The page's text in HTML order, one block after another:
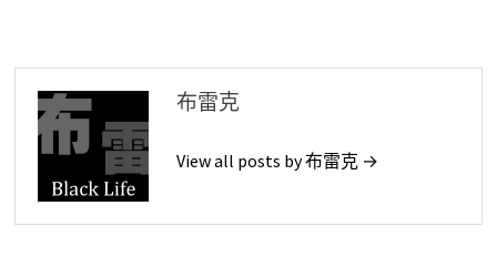
布雷克
View all posts by 布雷克 →